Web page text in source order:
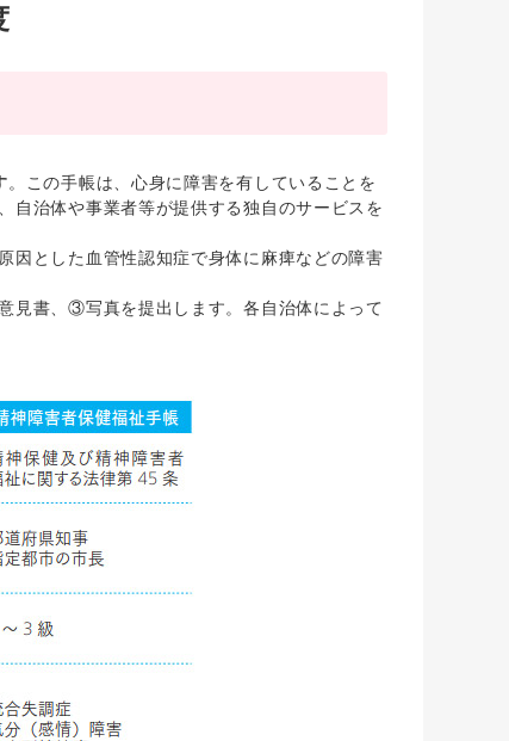
。この手帳は、心身に障害を有していることを
自治体や事業者等が提供する独自のサービスを
因とした血管性認知症で身体に麻痺などの障害
見書、③写真を提出します。各自治体によって